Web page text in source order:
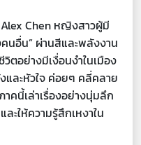
Alex Chen หญิงสาวผู้มี
นอื่น” ผ่านสีและพลังงาน
ตอย่างมีเงื่อนงำในเมือง
ละหัวใจ ค่อยๆ คลี่คลาย
คนี้เล่าเรื่องอย่างนุ่มลึก
ะให้ความรู้สึกเหงาใน